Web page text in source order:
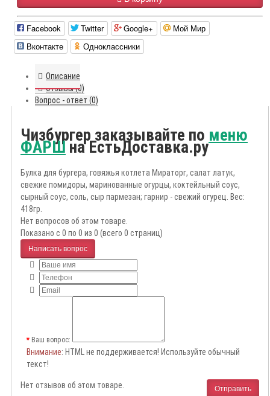
Facebook Twitter Google+
Мой Мир
Вконтакте
Одноклассники
Описание
Отзывы (0)
Вопрос - ответ (0)
Чизбургер заказывайте по меню
ФАРШна ЕстьДоставка.ру
Булка для бургера, говяжья котлета Мираторг, салат латук,
свежие помидоры, маринованные огурцы, коктейльный соус,
сырный соус, соль, сыр пармезан; гарнир - свежий огурец. Вес:
418гр.
Нет вопросов об этом товаре.
Показано с 0 по 0 из 0 (всего 0 страниц)
Написать вопрос
Ваш вопрос:
Внимание: HTML не поддерживается! Используйте обычный
текст!
Отправить
Нет отзывов об этом товаре.